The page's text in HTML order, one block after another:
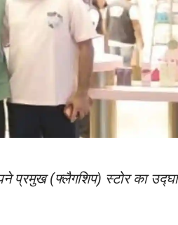
प्रमुख (फ्लैगशिप) स्टोर का